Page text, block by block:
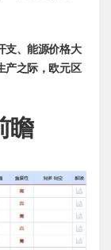
支、能源价格大
产之际，欧元区
瞻